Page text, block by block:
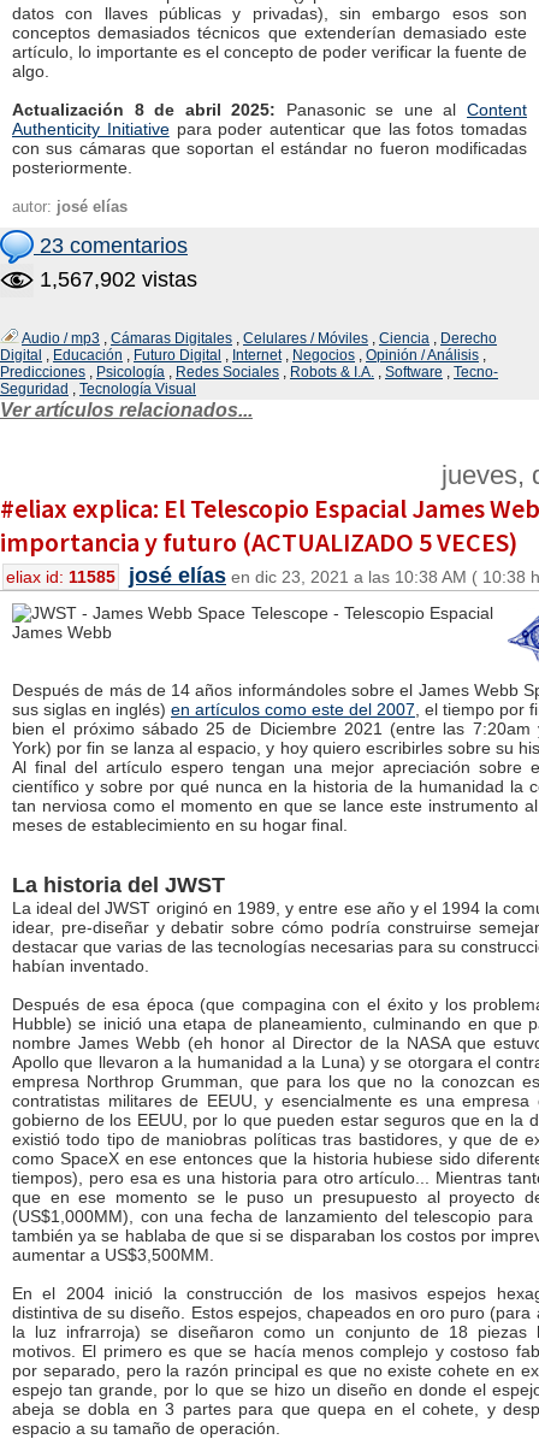
datos con llaves públicas y privadas), sin embargo esos son
conceptos demasiados técnicos que extenderían demasiado este
artículo, lo importante es el concepto de poder verificar la fuente de
algo.
Actualización 8 de abril 2025: Panasonic se une alContent
Authenticity Initiativepara poder autenticar que las fotos tomadas
con sus cámaras que soportan el estándar no fueron modificadas
posteriormente.
autor: josé elías
23 comentarios
1,567,902 vistas
Audio / mp3 , Cámaras Digitales , Celulares / Móviles , Ciencia , Derecho
Digital , Educación , Futuro Digital , Internet, Negocios , Opinión / Análisis ,
Predicciones , Psicología , Redes Sociales , Robots & I.A. , Software , Tecno-
Seguridad , Tecnología Visual
Ver artículos relacionados...
jueves,
#eliax explica: El Telescopio Espacial James
importancia y futuro (ACTUALIZADO 5 VECES)
eliax id: 11585 josé elías en dic 23, 2021 a las 10:38 AM ( 10:38
Después de más de 14 años informándoles sobre el James Webb
sus siglas en inglés) en artículos como este del 2007 , el tiempo por
bien el próximo sábado 25 de Diciembre 2021 (entre las
York) por fin se lanza al espacio, y hoy quiero escribirles sobre su
Al final del artículo espero tengan una mejor apreciación sobre
científico y sobre por qué nunca en la historia de la humanidad la
tan nerviosa como el momento en que se lance este instrumento
meses de establecimiento en su hogar final.
La historia del JWST
La ideal del JWST originó en 1989, y entre ese año y el 1994 la
idear, pre-diseñar y debatir sobre cómo podría construirse
destacar que varias de las tecnologías necesarias para su
habían inventado.
Después de esa época (que compagina con el éxito y los
Hubble) se inició una etapa de planeamiento, culminando en que
nombre James Webb (eh honor al Director de la NASA que
Apollo que llevaron a la humanidad a la Luna) y se otorgara el
empresa Northrop Grumman, que para los que no la conozcan
contratistas militares de EEUU, y esencialmente es una
gobierno de los EEUU, por lo que pueden estar seguros que en la
existió todo tipo de maniobras políticas tras bastidores, y que de
como SpaceX en ese entonces que la historia hubiese sido
tiempos), pero esa es una historia para otro artículo... Mientras
que en ese momento se le puso un presupuesto al proyecto
(US$1,000MM), con una fecha de lanzamiento del telescopio
también ya se hablaba de que si se disparaban los costos por
aumentar a US$3,500MM.
En el 2004 inició la construcción de los masivos espejos
distintiva de su diseño. Estos espejos, chapeados en oro puro (para
la luz infrarroja) se diseñaron como un conjunto de 18 piezas
motivos. El primero es que se hacía menos complejo y costoso
por separado, pero la razón principal es que no existe cohete en
espejo tan grande, por lo que se hizo un diseño en donde el
abeja se dobla en 3 partes para que quepa en el cohete, y
espacio a su tamaño de operación.